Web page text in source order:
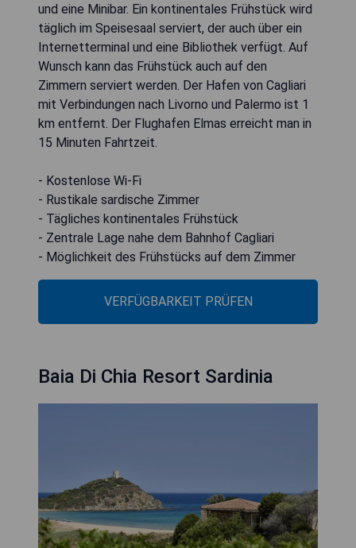
und eine Minibar. Ein kontinentales Frühstück wird
täglich im Speisesaal serviert, der auch über ein
Internetterminal und eine Bibliothek verfügt. Auf
Wunsch kann das Frühstück auch auf den
Zimmern serviert werden. Der Hafen von Cagliari
mit Verbindungen nach Livorno und Palermo ist 1
km entfernt. Der Flughafen Elmas erreicht man in
15 Minuten Fahrtzeit.
- Kostenlose Wi-Fi
- Rustikale sardische Zimmer
- Tägliches kontinentales Frühstück
- Zentrale Lage nahe dem Bahnhof Cagliari
- Möglichkeit des Frühstücks auf dem Zimmer
VERFÜGBARKEIT PRÜFEN
Baia Di Chia Resort Sardinia